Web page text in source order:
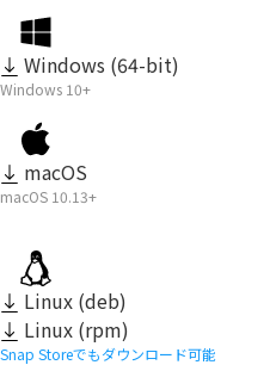
Windows (64-bit)
Windows 10+
macOS
macOS 10.13+
Linux (deb)
Linux (rpm)
Snap Storeでもダウンロード可能